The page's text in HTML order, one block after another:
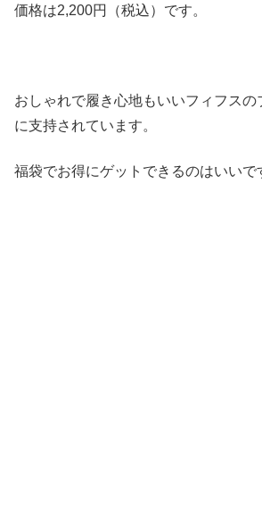
価格は2,200円（税込）です。
おしゃれで履き心地もいいフィフス
に支持されています。
福袋でお得にゲットできるのはいいで